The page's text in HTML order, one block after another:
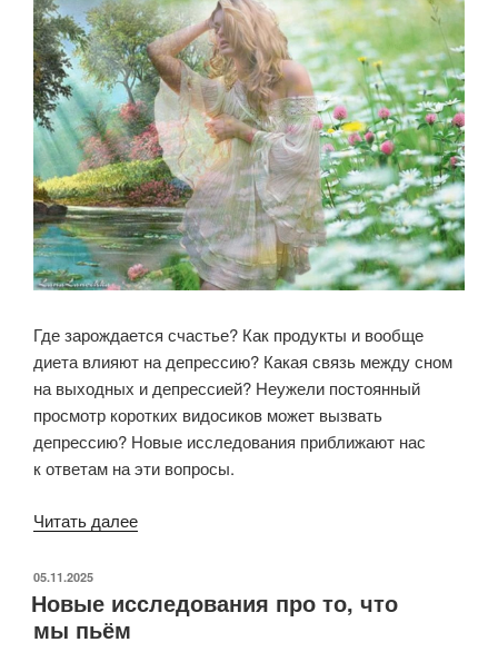
Где зарождается счастье? Как продукты и вообще
диета влияют на депрессию? Какая связь между сном
на выходных и депрессией? Неужели постоянный
просмотр коротких видосиков может вызвать
депрессию? Новые исследования приближают нас
к ответам на эти вопросы.
Читать далее«Короткий
и депрессия.
ОПУБЛИКОВАНО
05.11.2025
Новые исследования про то, что
мы пьём